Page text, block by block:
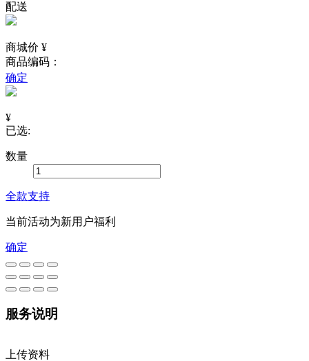
配送
商城价 ¥
商品编码：
确定
¥
已选:
数量
全款支持
当前活动为新用户福利
确定
服务说明
上传资料